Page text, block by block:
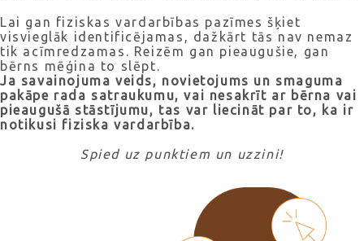
Lai gan fiziskas vardarbības pazīmes šķiet
visvieglāk identificējamas, dažkārt tās nav nemaz
tik acīmredzamas. Reizēm gan pieaugušie, gan
bērns mēģina to slēpt.
Ja savainojuma veids, novietojums un smaguma
pakāpe rada satraukumu, vai nesakrīt ar bērna vai
pieaugušā stāstījumu, tas var liecināt par to, ka ir
notikusi fiziska vardarbība.
Spied uz punktiem un uzzini!